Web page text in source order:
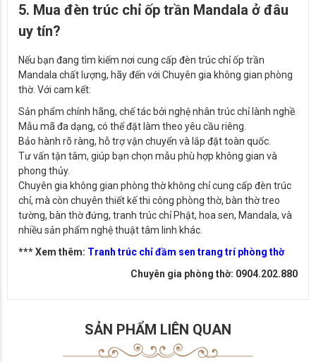
5. Mua đèn trúc chỉ ốp trần Mandala ở đâu
uy tín?
Nếu bạn đang tìm kiếm nơi cung cấp đèn trúc chỉ ốp trần
Mandala chất lượng, hãy đến với Chuyên gia không gian phòng
thờ. Với cam kết:
Sản phẩm chính hãng, chế tác bởi nghệ nhân trúc chỉ lành nghề.
Mẫu mã đa dạng, có thể đặt làm theo yêu cầu riêng.
Bảo hành rõ ràng, hỗ trợ vận chuyển và lắp đặt toàn quốc.
Tư vấn tận tâm, giúp bạn chọn mẫu phù hợp không gian và
phong thủy.
Chuyên gia không gian phòng thờ không chỉ cung cấp đèn trúc
chỉ, mà còn chuyên thiết kế thi công phòng thờ, bàn thờ treo
tường, bàn thờ đứng, tranh trúc chỉ Phật, hoa sen, Mandala, và
nhiều sản phẩm nghệ thuật tâm linh khác.
*** Xem thêm: Tranh trúc chỉ đầm sen trang trí phòng thờ
Chuyên gia phòng thờ: 0904.202.880
SẢN PHẨM LIÊN QUAN